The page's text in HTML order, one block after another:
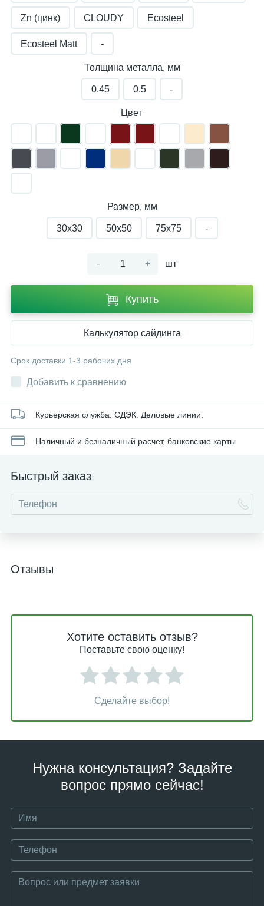
Zn (цинк) CLOUDY Ecosteel
Ecosteel Matt -
Толщина металла, мм
0.45 0.5 -
Цвет
Размер, мм
30х30 50х50 75х75 -
- + шт
Купить
Калькулятор сайдинга
Срок доставки 1-3 рабочих дня
Добавить к сравнению
Курьерская служба. СДЭК. Деловые линии.
Наличный и безналичный расчет, банковские карты
Быстрый заказ
Отзывы
Хотите оставить отзыв?
Поставьте свою оценку!
Сделайте выбор!
Нужна консультация? Задайте
вопрос прямо сейчас!